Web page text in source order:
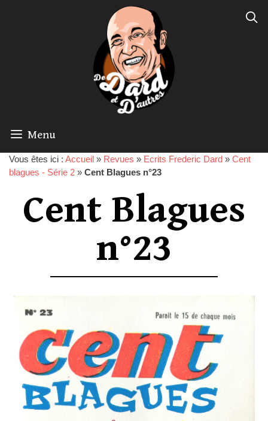
Menu
Vous êtes ici : Accueil » Revues » Ecrits Frederic Dard » Cent
blagues - Série 2 » Cent Blagues n°23
Cent Blagues
n°23